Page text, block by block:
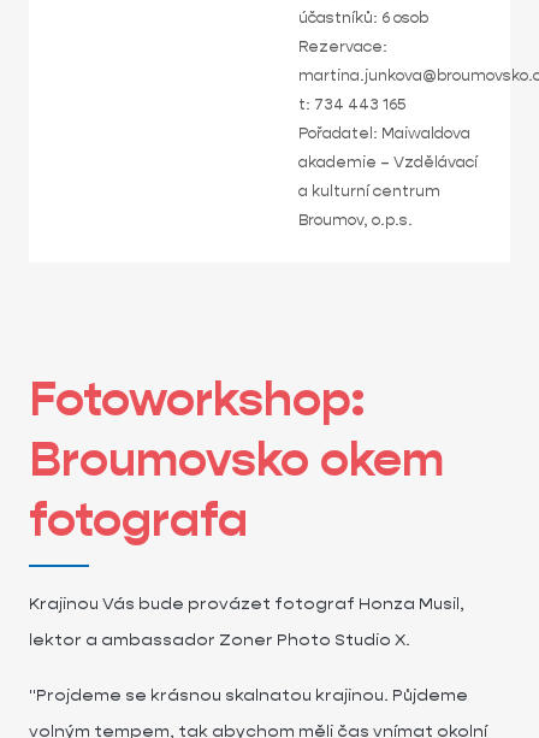
účastníků: 6 osob
Rezervace:
t: 734 443 165
Pořadatel: Maiwaldova
akademie – Vzdělávací
a kulturní centrum
Broumov, o.p.s.
Fotoworkshop:
Broumovsko okem
fotografa
Krajinou Vás bude provázet fotograf Honza Musil,
lektor a ambassador Zoner Photo Studio X.
"Projdeme se krásnou skalnatou krajinou. Půjdeme
volným tempem, tak abychom měli čas vnímat okolní